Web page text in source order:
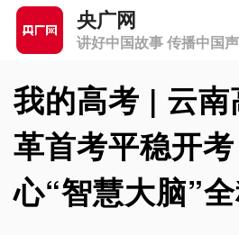
央广网
讲好中国故事 传播中国
我的高考 | 云
革首考平稳开
心“智慧大脑”